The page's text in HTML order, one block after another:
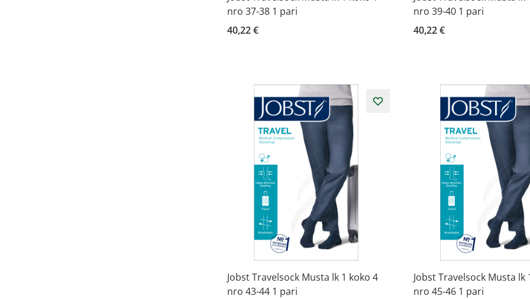
nro 37-38 1 pari
40,22 €
nro 39-40 1 pari
40,22 €
Jobst Travelsock Musta lk 1 koko 4
nro 43-44 1 pari
Jobst Travelsock Musta lk
nro 45-46 1 pari